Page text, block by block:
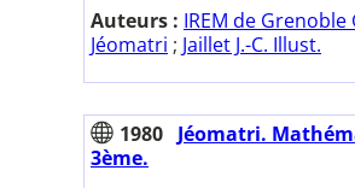
Auteurs : IREM de
Jéomatri ; Jaillet J.-C. Illust.
1980 Jéomatri.
3ème.